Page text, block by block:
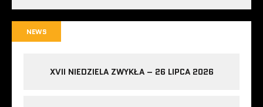
NEWS
XVII NIEDZIELA ZWYKŁA – 26 LIPCA 2026